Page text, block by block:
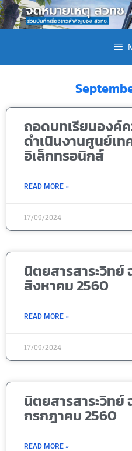
ถอดบทเรียนองค์
ดำเนินงานศูนย์เท
อิเล็กทรอนิกส์
READ MORE »
17/09/2024
นิตยสารสาระวิทย์
สิงหาคม 2560
READ MORE »
17/09/2024
นิตยสารสาระวิทย์
กรกฎาคม 2560
READ MORE »